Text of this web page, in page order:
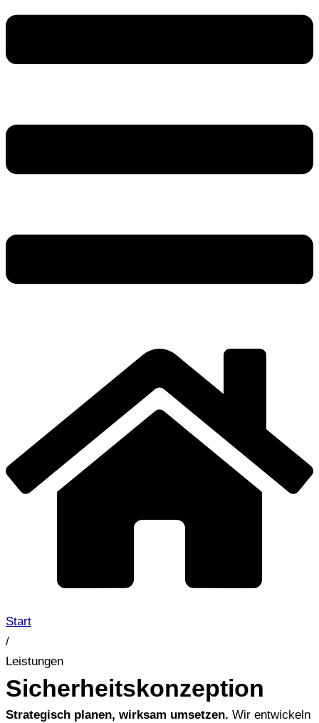
Start
/
Leistungen
Sicherheitskonzeption
Strategisch planen, wirksam umsetzen. Wir entwickeln